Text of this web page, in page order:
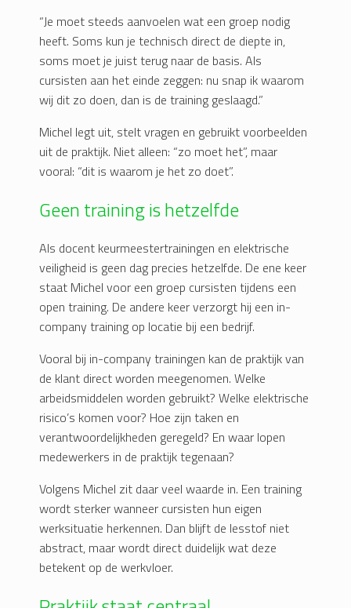
“Je moet steeds aanvoelen wat een groep nodig
heeft. Soms kun je technisch direct de diepte in,
soms moet je juist terug naar de basis. Als
cursisten aan het einde zeggen: nu snap ik waarom
wij dit zo doen, dan is de training geslaagd.”
Michel legt uit, stelt vragen en gebruikt voorbeelden
uit de praktijk. Niet alleen: “zo moet het”, maar
vooral: “dit is waarom je het zo doet”.
Geen training is hetzelfde
Als docent keurmeestertrainingen en elektrische
veiligheid is geen dag precies hetzelfde. De ene keer
staat Michel voor een groep cursisten tijdens een
open training. De andere keer verzorgt hij een in-
company training op locatie bij een bedrijf.
Vooral bij in-company trainingen kan de praktijk van
de klant direct worden meegenomen. Welke
arbeidsmiddelen worden gebruikt? Welke elektrische
risico’s komen voor? Hoe zijn taken en
verantwoordelijkheden geregeld? En waar lopen
medewerkers in de praktijk tegenaan?
Volgens Michel zit daar veel waarde in. Een training
wordt sterker wanneer cursisten hun eigen
werksituatie herkennen. Dan blijft de lesstof niet
abstract, maar wordt direct duidelijk wat deze
betekent op de werkvloer.